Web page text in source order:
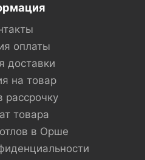
оплаты
доставки
на товар
рассрочку
товара
в Орше